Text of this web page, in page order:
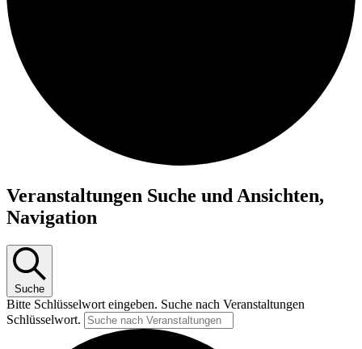
Veranstaltungen
Veranstaltungen Suche und Ansichten,
Navigation
Suche
Bitte Schlüsselwort eingeben. Suche nach Veranstaltungen
Schlüsselwort.